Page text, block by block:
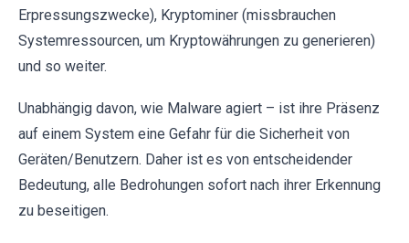
Erpressungszwecke), Kryptominer (missbrauchen
Systemressourcen, um Kryptowährungen zu generieren)
und so weiter.
Unabhängig davon, wie Malware agiert – ist ihre Präsenz
auf einem System eine Gefahr für die Sicherheit von
Geräten/Benutzern. Daher ist es von entscheidender
Bedeutung, alle Bedrohungen sofort nach ihrer Erkennung
zu beseitigen.